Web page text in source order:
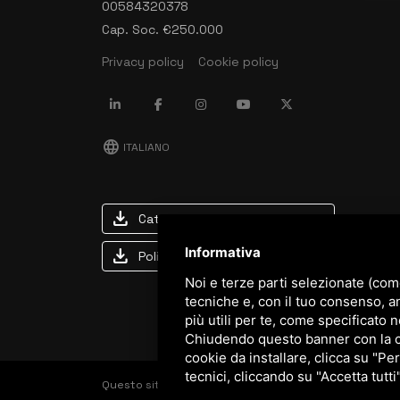
00584320378
Cap. Soc. €250.000
Privacy policy
Cookie policy
language ITALIANO
download Catalogo Stima
download Politica qualità e sicurezza
Questo sito è protetto da Google reCAPTCHA v3,
Informativa
Noi e terze parti selezionate
tecniche e, con il tuo consenso,
più utili per te, come specificato
Chiudendo questo banner con la
cookie da installare, clicca su
tecnici, cliccando su "Accetta